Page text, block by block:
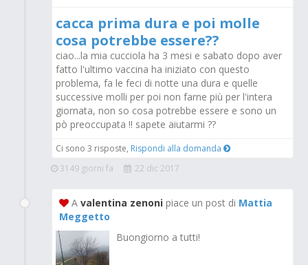
cacca prima dura e poi molle
cosa potrebbe essere??
ciao...la mia cucciola ha 3 mesi e sabato dopo aver
fatto l'ultimo vaccina ha iniziato con questo
problema, fa le feci di notte una dura e quelle
successive molli per poi non farne più per l'intera
giornata, non so cosa potrebbe essere e sono un
pò preoccupata !! sapete aiutarmi ??
Ci sono 3 risposte, Rispondi alla domanda
3149 giorni fa
22 dic 2017
A valentina zenoni piace un post di Mattia
Meggetto
Buongiorno a tutti!